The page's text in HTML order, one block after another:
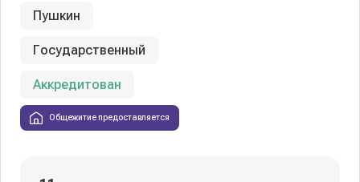
Пушкин
Государственный
Аккредитован
Общежитие предоставляется